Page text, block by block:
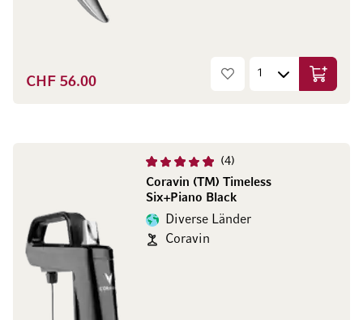
CHF 56.00 In den
4
Coravin (TM) Timeless
Six+Piano Black
Diverse Länder
Coravin